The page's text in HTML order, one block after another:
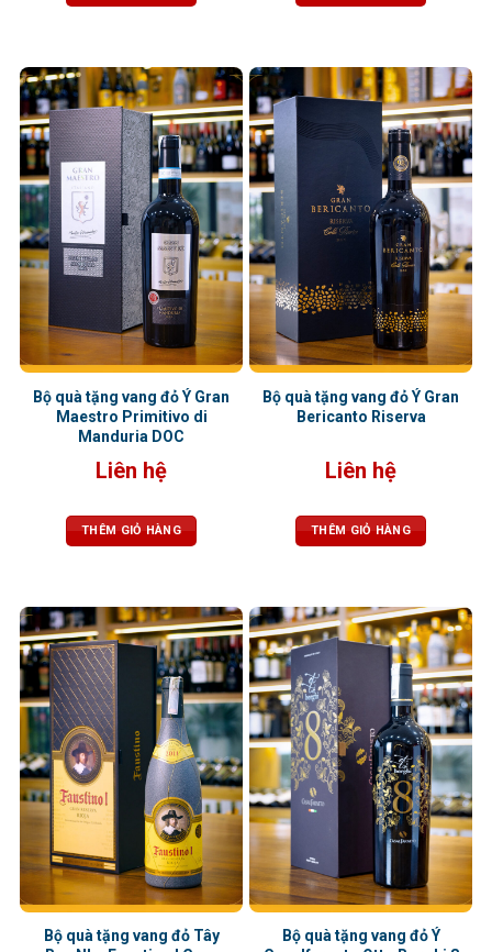
Bộ quà tặng vang đỏ Ý Gran
Maestro Primitivo di
Manduria DOC
Liên hệ
THÊM GIỎ HÀNG
Bộ quà tặng vang đỏ Ý Gran
Bericanto Riserva
Liên hệ
THÊM GIỎ HÀNG
Bộ quà tặng vang đỏ Tây
Bộ quà tặng vang đỏ Ý